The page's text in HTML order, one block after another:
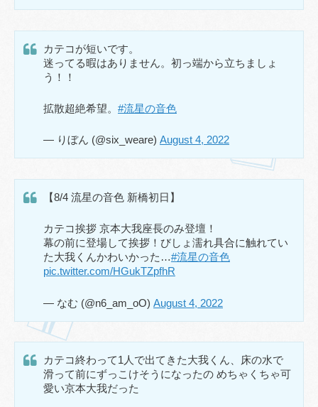
カテコが短いです。
迷ってる暇はありません。初っ端から立ちましょ
う！！
拡散超絶希望。 #流星の音色
— りぼん (@six_weare) August 4, 2022
【8/4 流星の音色 新橋初日】
カテコ挨拶 京本大我座長のみ登壇！
幕の前に登場して挨拶！びしょ濡れ具合に触れてい
た大我くんかわいかった…#流星の音色
pic.twitter.com/HGukTZpfhR
— なむ (@n6_am_oO) August 4, 2022
カテコ終わって1人で出てきた大我くん、床の水で
滑って前にずっこけそうになったの めちゃくちゃ可
愛い京本大我だった